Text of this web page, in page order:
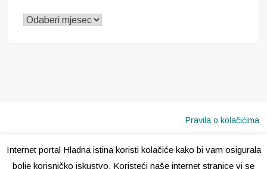
ARHIVA
Pravila o kolačićima
Internet portal Hladna istina koristi kolačiće kako bi vam osigurala
bolje korisničko iskustvo. Koristeći naše internet stranice vi se
Copyright © 2020 · Sva prava pridržana · Hladna Istina